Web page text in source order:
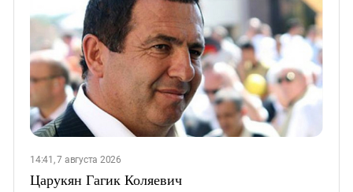
14:41, 7 августа 2026
Царукян Гагик Коляевич